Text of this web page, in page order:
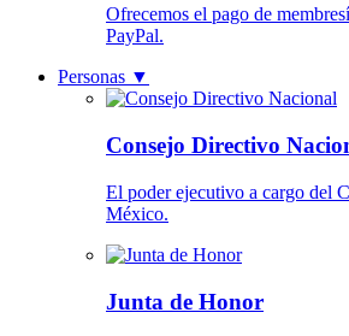
Ofrecemos el pago de
PayPal.
Personas ▼
Consejo Directivo
El poder ejecutivo a cargo del
México.
Junta de Honor